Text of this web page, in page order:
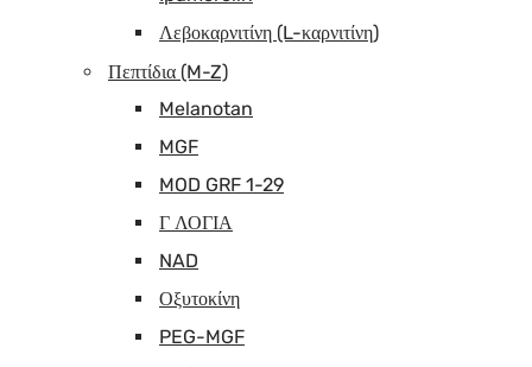
Λεβοκαρνιτίνη (L-καρνιτίνη)
Πεπτίδια (M-Z)
Melanotan
MGF
MOD GRF 1-29
Γ ΛΟΓΙΑ
NAD
Οξυτοκίνη
PEG-MGF